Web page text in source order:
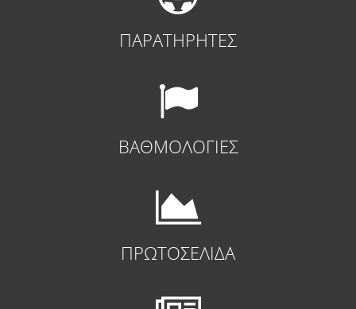
ΠΑΡΑΤΗΡΗΤΕΣ
ΒΑΘΜΟΛΟΓΙΕΣ
ΠΡΩΤΟΣΕΛΙΔΑ